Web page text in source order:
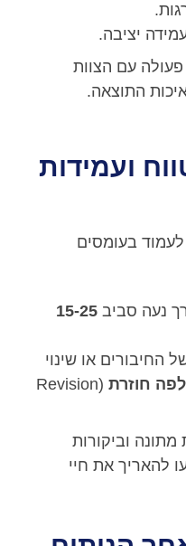
יציבה.
עם הצוות
התוצאה.
ועמידות
בעומסים
נעה סביב 15-25
או שינוי
חוזרת (Revision
וביקורות
להאריך את חיי